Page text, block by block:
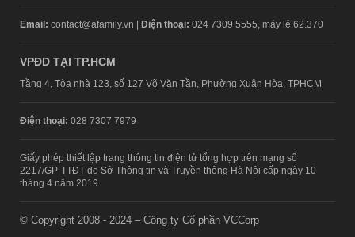
Email: contact@afamily.vn | Điện thoại: 024 7309 5555, máy lẻ 62.370
VPĐD TẠI TP.HCM
Tầng 4, Tòa nhà 123, số 127 Võ Văn Tần, Phường Xuân Hòa, TPHCM
Điện thoại: 028 7307 7979
Giấy phép thiết lập trang thông tin điện tử tổng hợp trên mạng số
2217/GP-TTĐT do Sở Thông tin và Truyền thông Hà Nội cấp ngày 10
tháng 4 năm 2019
© Copyright 2008 - 2024 – Công ty Cổ phần VCCorp